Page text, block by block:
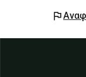
flag